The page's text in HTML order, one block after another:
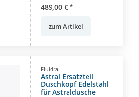
489,00 € *
zum Artikel
Fluidra
Astral Ersatzteil
Duschkopf Edelstahl
für Astraldusche